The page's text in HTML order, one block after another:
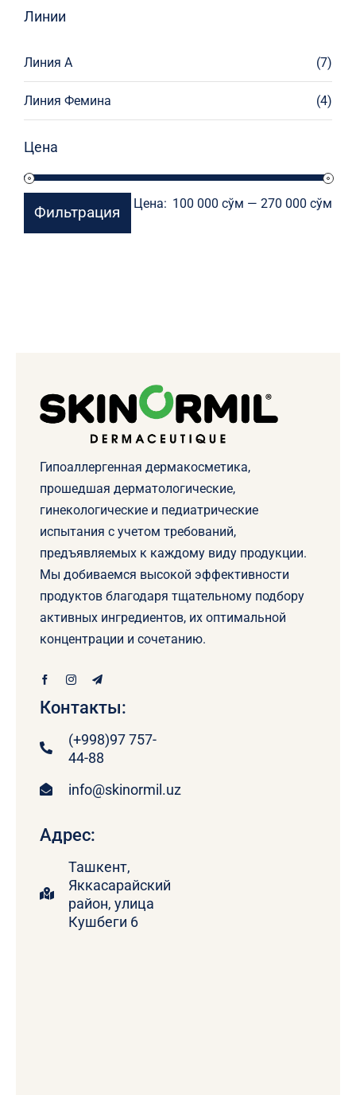
Линии
Линия А (7)
Линия Фемина (4)
Цена
Фильтрация Цена: 100 000 сўм —270 000 сўм
Гипоаллергенная дермакосметика,
прошедшая дерматологические,
гинекологические и педиатрические
испытания с учетом требований,
предъявляемых к каждому виду продукции.
Мы добиваемся высокой эффективности
продуктов благодаря тщательному подбору
активных ингредиентов, их оптимальной
концентрации и сочетанию.
Контакты:
(+998)97 757-
44-88
info@skinormil.uz
Адрес:
Ташкент,
Яккасарайский
район, улица
Кушбеги 6